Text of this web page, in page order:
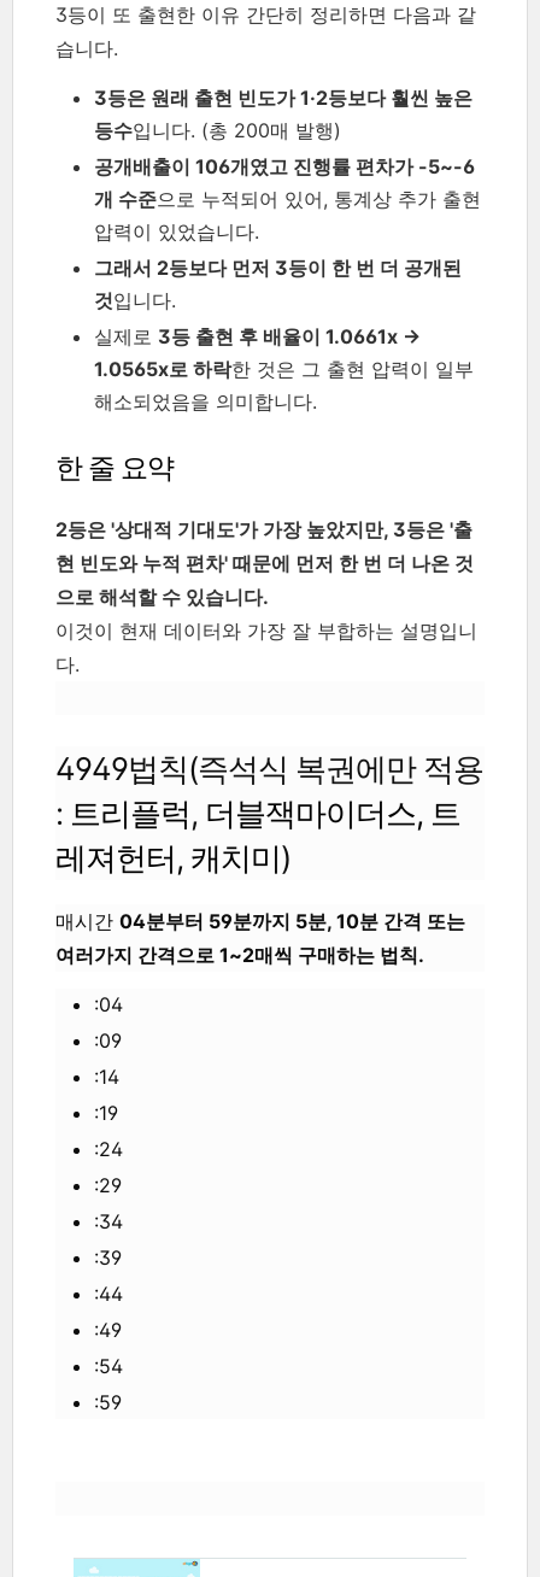
3등이 또 출현한 이유 간단히 정리하면 다음과 같
습니다.
3등은 원래 출현 빈도가 1·2등보다 훨씬 높은
등수입니다. (총 200매 발행)
공개배출이 106개였고 진행률 편차가 -5~-6
개 수준으로 누적되어 있어, 통계상 추가 출현
압력이 있었습니다.
그래서 2등보다 먼저 3등이 한 번 더 공개된
것입니다.
실제로 3등 출현 후 배율이 1.0661x →
1.0565x로 하락한 것은 그 출현 압력이 일부
해소되었음을 의미합니다.
한 줄 요약
2등은 '상대적 기대도'가 가장 높았지만, 3등은 '출
현 빈도와 누적 편차' 때문에 먼저 한 번 더 나온 것
으로 해석할 수 있습니다.
이것이 현재 데이터와 가장 잘 부합하는 설명입니
다.
4949법칙(즉석식 복권에만 적용
: 트리플럭, 더블잭마이더스, 트
레져헌터, 캐치미)
매시간 04분부터 59분까지 5분, 10분 간격 또는
여러가지 간격으로 1~2매씩 구매하는 법칙.
:04
:09
:14
:19
:24
:29
:34
:39
:44
:49
:54
:59